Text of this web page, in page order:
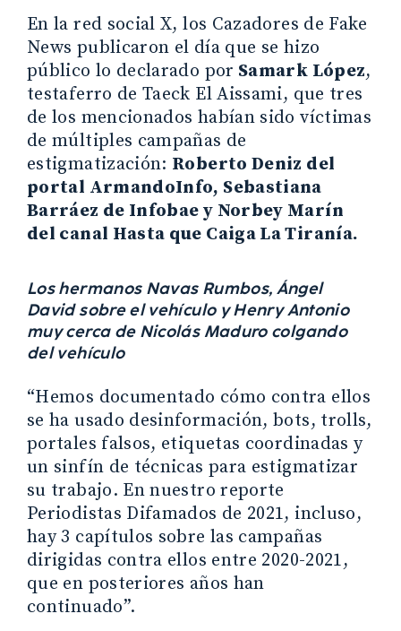
En la red social X, los Cazadores de Fake
News publicaron el día que se hizo
público lo declarado por Samark López,
testaferro de Taeck El Aissami, que tres
de los mencionados habían sido víctimas
de múltiples campañas de
estigmatización: Roberto Deniz del
portal ArmandoInfo, Sebastiana
Barráez de Infobae y Norbey Marín
del canal Hasta que Caiga La Tiranía.
Los hermanos Navas Rumbos, Ángel
David sobre el vehículo y Henry Antonio
muy cerca de Nicolás Maduro colgando
del vehículo
“Hemos documentado cómo contra ellos
se ha usado desinformación, bots, trolls,
portales falsos, etiquetas coordinadas y
un sinfín de técnicas para estigmatizar
su trabajo. En nuestro reporte
Periodistas Difamados de 2021, incluso,
hay 3 capítulos sobre las campañas
dirigidas contra ellos entre 2020-2021,
que en posteriores años han
continuado”.